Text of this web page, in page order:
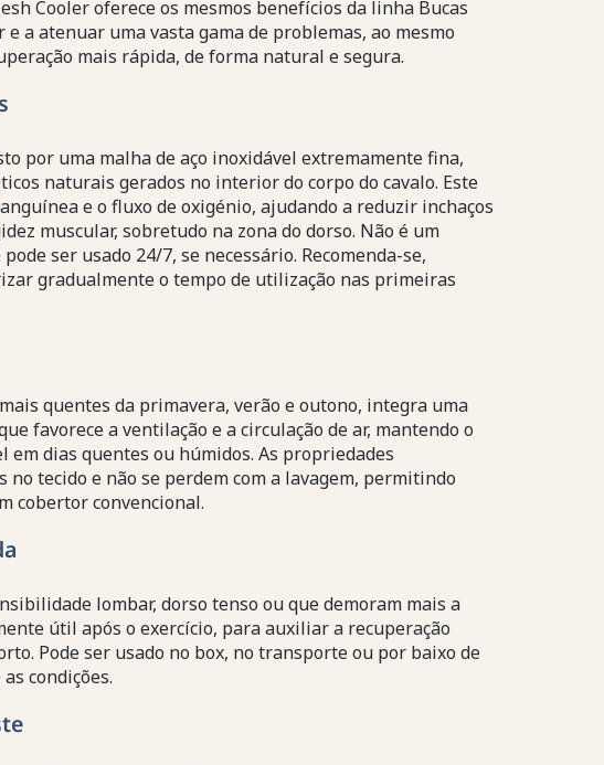
Cooler oferece os mesmos benefícios da linha Bucas
a atenuar uma vasta gama de problemas, ao mesmo
mais rápida, de forma natural e segura.
por uma malha de aço inoxidável extremamente fina,
naturais gerados no interior do corpo do cavalo. Este
e o fluxo de oxigénio, ajudando a reduzir inchaços
muscular, sobretudo na zona do dorso. Não é um
ser usado 24/7, se necessário. Recomenda-se,
gradualmente o tempo de utilização nas primeiras
quentes da primavera, verão e outono, integra uma
favorece a ventilação e a circulação de ar, mantendo o
em dias quentes ou húmidos. As propriedades
tecido e não se perdem com a lavagem, permitindo
cobertor convencional.
lombar, dorso tenso ou que demoram mais a
útil após o exercício, para auxiliar a recuperação
Pode ser usado no box, no transporte ou por baixo de
condições.